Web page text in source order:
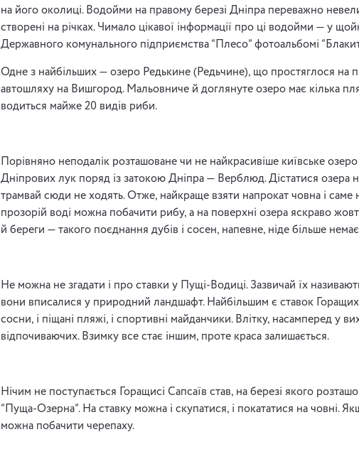
на його околиці. Водойми на правому березі Дніпра переважно
створені на річках. Чимало цікавої інформації про ці водойми — у
Державного комунального підприємства “Плесо” фотоальбомі
Одне з найбільших — озеро Редькине (Редьчине), що простяглося на
автошляху на Вишгород. Мальовниче й доглянуте озеро має кілька
водиться майже 20 видів риби.
Порівняно неподалік розташоване чи не найкрасивіше київське
Дніпрових лук поряд із затокою Дніпра — Верблюд. Дістатися озера
трамвай сюди не ходять. Отже, найкраще взяти напрокат човна і
прозорій воді можна побачити рибу, а на поверхні озера яскраво
й береги — такого поєднання дубів і сосен, напевне, ніде більше
Не можна не згадати і про ставки у Пущі-Водиці. Зазвичай їх
вони вписалися у природний ландшафт. Найбільшим є ставок
сосни, і піщані пляжі, і спортивні майданчики. Влітку, насамперед у
відпочиваючих. Взимку все стає іншим, проте краса залишається.
Нічим не поступається Горащисі Сапсаїв став, на березі якого
“Пуща-Озерна”. На ставку можна і скупатися, і покататися на човні.
можна побачити черепаху.